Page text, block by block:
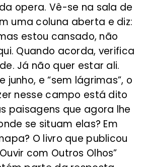
opera. Vê-se na sala de
uma coluna aberta e diz:
estou cansado, não
Quando acorda, verifica
Já não quer estar ali.
junho, e “sem lágrimas”, o
nesse campo está dito
paisagens que agora lhe
se situam elas? Em
O livro que publicou
com Outros Olhos”